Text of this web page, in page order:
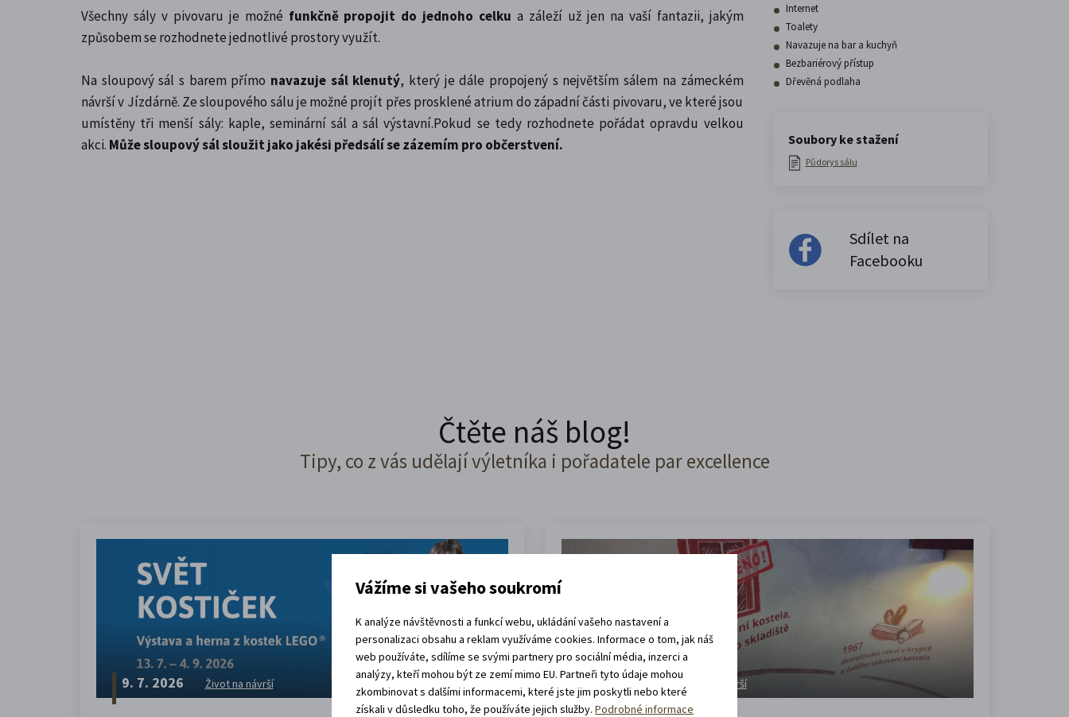
Všechny sály v pivovaru je možné funkčně propojit do jednoho celku a záleží už jen na vaší fantazii, jakým
způsobem se rozhodnete jednotlivé prostory využít.
Na sloupový sál s barem přímo navazuje sál klenutý, který je dále propojený s největším sálem na zámeckém
návrší v Jízdárně. Ze sloupového sálu je možné projít přes prosklené atrium do západní části pivovaru, ve které jsou
umístěny tři menší sály: kaple, seminární sál a sál výstavní.Pokud se tedy rozhodnete pořádat opravdu velkou
akci. Může sloupový sál sloužit jako jakési předsálí se zázemím pro občerstvení.
Internet
Toalety
Navazuje na bar a kuchyň
Bezbariérový přístup
Dřevěná podlaha
Soubory ke stažení
Půdorys sálu
Sdílet na
Facebooku
Čtěte náš blog!
Tipy, co z vás udělají výletníka i pořadatele par excellence
9. 7. 2026 Život na návrší 22. 6. 2026 Život na návrší
Vážíme si vašeho soukromí
K analýze návštěvnosti a funkcí webu, ukládání vašeho nastavení a
personalizaci obsahu a reklam využíváme cookies. Informace o tom, jak náš
web používáte, sdílíme se svými partnery pro sociální média, inzerci a
analýzy, kteří mohou být ze zemí mimo EU. Partneři tyto údaje mohou
zkombinovat s dalšími informacemi, které jste jim poskytli nebo které
získali v důsledku toho, že používáte jejich služby.Podrobné informace